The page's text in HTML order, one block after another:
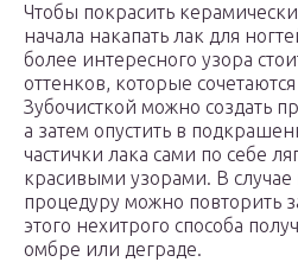
Чтобы покрасить
начала накапать лак для
более интересного узора
оттенков, которые
Зубочисткой можно создать
а затем опустить в
частички лака сами по себе
красивыми узорами. В случае
процедуру можно повторить
этого нехитрого способа
омбре или деграде.